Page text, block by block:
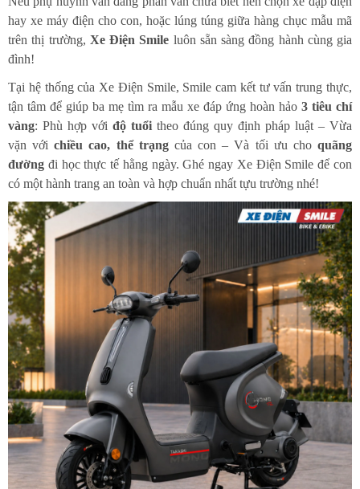
hay xe máy điện cho con, hoặc lúng túng giữa hàng chục mẫu mã
trên thị trường, Xe Điện Smile luôn sẵn sàng đồng hành cùng gia
đình!
Tại hệ thống của Xe Điện Smile, Smile cam kết tư vấn trung thực,
tận tâm để giúp ba mẹ tìm ra mẫu xe đáp ứng hoàn hảo 3 tiêu chí
vàng: Phù hợp với độ tuổi theo đúng quy định pháp luật – Vừa
vặn vớichiều cao, thể trạngcủa con – Và tối ưu choquãng
đường đi học thực tế hằng ngày. Ghé ngay Xe Điện Smile để con
có một hành trang an toàn và hợp chuẩn nhất tựu trường nhé!